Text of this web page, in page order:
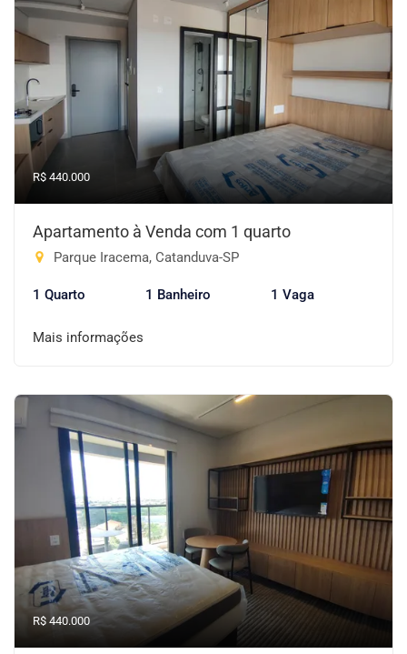
R$ 440.000
Apartamento à Venda com 1 quarto
Parque Iracema, Catanduva-SP
1 Quarto 1 Banheiro 1 Vaga
Mais informações
R$ 440.000